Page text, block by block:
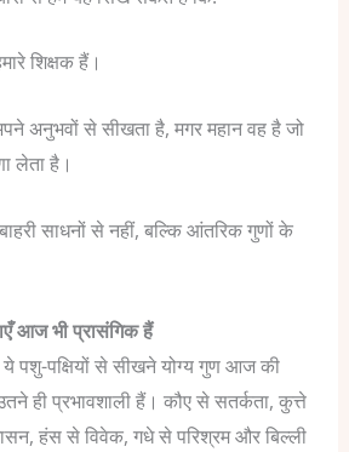
शिक्षक हैं।
अनुभवों से सीखता है, मगर महान वह है जो
लेता है।
साधनों से नहीं, बल्कि आंतरिक गुणों के
आज भी प्रासंगिक हैं
पशु-पक्षियों से सीखने योग्य गुण आज की
ही प्रभावशाली हैं। कौए से सतर्कता, कुत्ते
हंस से विवेक, गधे से परिश्रम और बिल्ली